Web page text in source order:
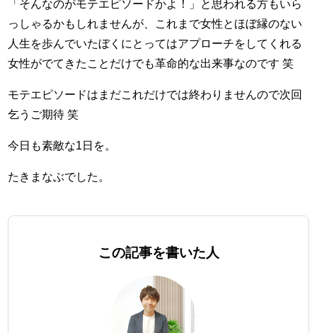
「そんなのがモテエピソードかよ！」と思われる方もいら
っしゃるかもしれませんが、これまで女性とほぼ縁のない
人生を歩んでいたぼくにとってはアプローチをしてくれる
女性がでてきたことだけでも革命的な出来事なのです 笑
モテエピソードはまだこれだけでは終わりませんので次回
乞うご期待 笑
今日も素敵な1日を。
たきまなぶでした。
この記事を書いた人